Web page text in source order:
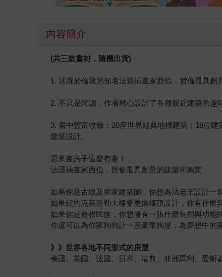
內容簡介
(共三款書封，隨機出貨)
1. 活躍於倫敦的知名法籍插畫家西伯．賀倫最具創
2. 不只是閱讀，作者精心設計了各種親近建築的趣
3. 書中豐富收錄：20座世界經典地標建築；18位
建築設計。
原來畫房子這麼有趣！
法國插畫家西伯．賀倫最具創意的建築塗鴉集
如果你是古埃及皇家建築師，你想為法老王設計一
如果紐約克萊斯勒大樓要更換樓頂設計，你有什麼
如果你是遊牧民族，你想擁有一張什麼長相與功能
你還可以為你家狗狗計一座豪華狗屋，為夢想中
》》世界各地不同形式的房屋
美國、英國、法國、日本、瑞典、非洲馬利、愛